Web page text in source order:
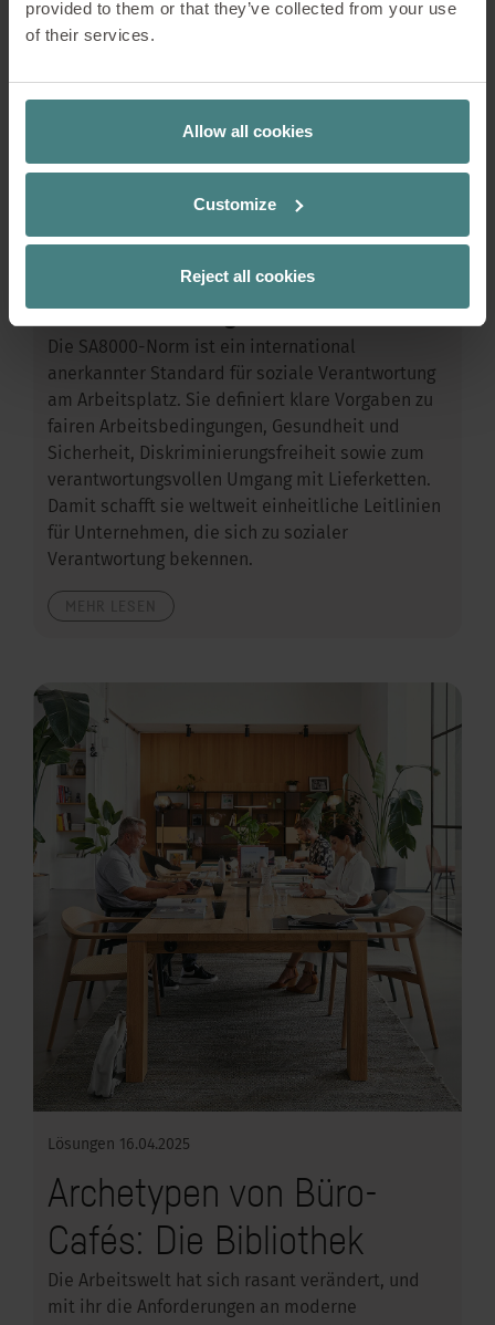
provided to them or that they’ve collected from your use
of their services.
Allow all cookies
Customize
Reject all cookies
Nachhaltigkeit26.09.2025
Verantwortung leben –
Die SA8000-Norm im
Arbeitsalltag bei Sedus
Die SA8000-Norm ist ein international
anerkannter Standard für soziale Verantwortung
am Arbeitsplatz. Sie definiert klare Vorgaben zu
fairen Arbeitsbedingungen, Gesundheit und
Sicherheit, Diskriminierungsfreiheit sowie zum
verantwortungsvollen Umgang mit Lieferketten.
Damit schafft sie weltweit einheitliche Leitlinien
für Unternehmen, die sich zu sozialer
Verantwortung bekennen.
Lösungen 16.04.2025
Archetypen von Büro-
Cafés: Die Bibliothek
Die Arbeitswelt hat sich rasant verändert, und
mit ihr die Anforderungen an moderne